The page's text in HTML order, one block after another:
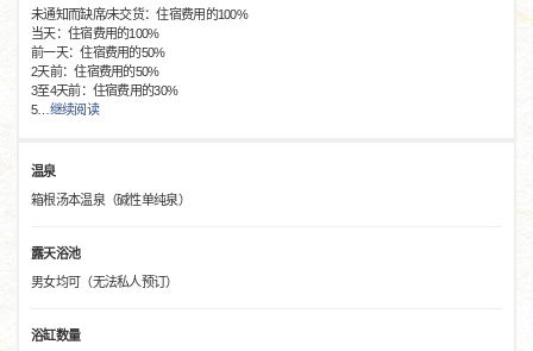
未通知而缺席/未交货：住宿费用的100%
当天：住宿费用的100%
前一天：住宿费用的50%
2天前：住宿费用的50%
3至4天前：住宿费用的30%
5… 继续阅读
温泉
箱根汤本温泉（碱性单纯泉）
露天浴池
男女均可（无法私人预订）
浴缸数量